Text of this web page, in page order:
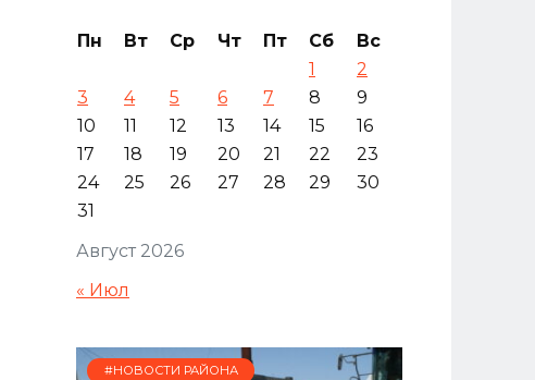
Август 2026
Пн Вт Ср Чт Пт Сб
Вс
1
2
3
4 5 6 7 8
9
10
11 12 13 14 15
16
17
18 19 20 21 22
23
24
25 26 27 28 29
30
31
« Июл
#НОВОСТИ РАЙОНА